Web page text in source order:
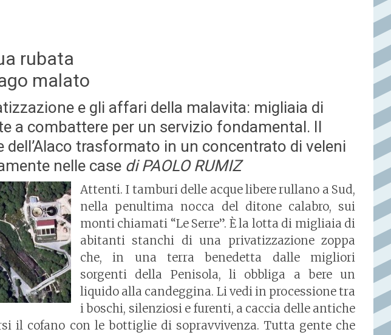
rubata
malato
e gli affari della malavita: migliaia di
a combattere per un servizio fondamental. Il
trasformato in un concentrato di veleni
nelle case di PAOLO RUMIZ
Attenti. I tamburi delle acque libere rullano a Sud,
nella penultima nocca del ditone calabro, sui
monti chiamati “Le Serre”. È la lotta di migliaia di
abitanti stanchi di una privatizzazione zoppa
che, in una terra benedetta dalle migliori
sorgenti della Penisola, li obbliga a bere un
liquido alla candeggina. Li vedi in processione tra
i boschi, silenziosi e furenti, a caccia delle antiche
il cofano con le bottiglie di sopravvivenza. Tutta gente che